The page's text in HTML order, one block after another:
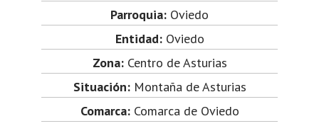
Parroquia: Oviedo
Entidad:Oviedo
Zona:Centro de Asturias
Situación:Montaña de Asturias
Comarca:Comarca de Oviedo